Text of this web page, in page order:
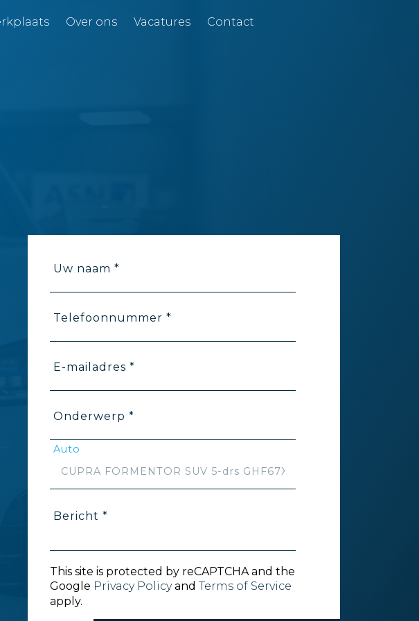
Over ons Vacatures Contact
Uw naam *
Telefoonnummer *
E-mailadres *
Onderwerp *
Auto
Bericht *
This site is protected by reCAPTCHA and the
Google Privacy Policyand Terms of Service
apply.